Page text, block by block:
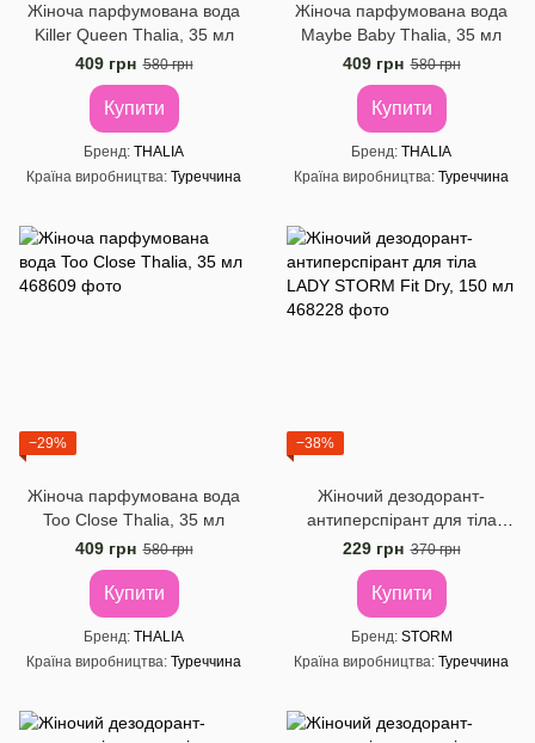
Жіноча парфумована вода
Killer Queen Thalia, 35 мл
409 грн 580 грн
Купити
Бренд THALIA
Країна виробництва Туреччина
Жіноча парфумована вода
Maybe Baby Thalia, 35 мл
409 грн 580 грн
Купити
Бренд THALIA
Країна виробництва Туреччина
−29%
Жіноча парфумована вода
Too Close Thalia, 35 мл
409 грн 580 грн
Купити
Бренд THALIA
Країна виробництва Туреччина
−38%
Жіночий дезодорант-
антиперспірант для тіла
LADY STORM Fit Dry, 150 мл
229 грн 370 грн
Купити
Бренд STORM
Країна виробництва Туреччина